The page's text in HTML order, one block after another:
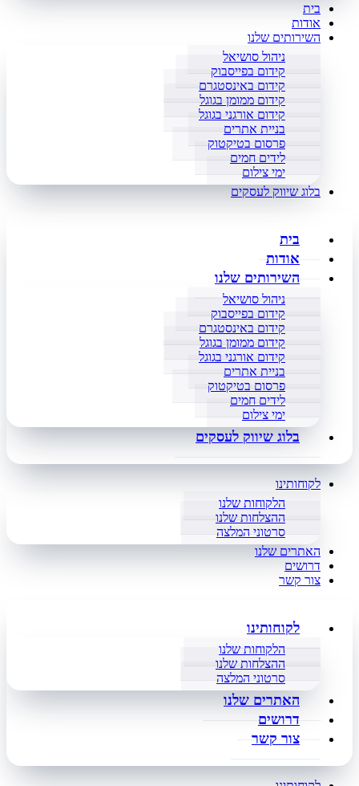
בית
אודות
השירותים שלנו
ניהול סושיאל
קידום בפייסבוק
קידום באינסטגרם
קידום ממומן בגוגל
קידום אורגני בגוגל
בניית אתרים
פרסום בטיקטוק
לידים חמים
ימי צילום
בלוג שיווק לעסקים
בית
אודות
השירותים שלנו
ניהול סושיאל
קידום בפייסבוק
קידום באינסטגרם
קידום ממומן בגוגל
קידום אורגני בגוגל
בניית אתרים
פרסום בטיקטוק
לידים חמים
ימי צילום
בלוג שיווק לעסקים
לקוחותינו
הלקוחות שלנו
ההצלחות שלנו
סרטוני המלצה
האתרים שלנו
דרושים
צור קשר
לקוחותינו
הלקוחות שלנו
ההצלחות שלנו
סרטוני המלצה
האתרים שלנו
דרושים
צור קשר